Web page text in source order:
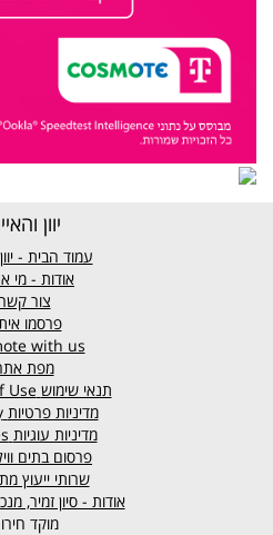
יוון
עמוד הבית -
אודות - מי
צור קשר
פרסמו
with us
מפת
תנאי שימוש
מדיניות פרטיות Privecy
מדיניות עוגיות
פרסום בתים
שרותי ייעוץ
אודות - סיון זמיר,
מוקד